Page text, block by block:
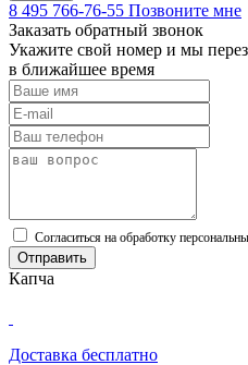
8 495 766-76-55 Позвоните мне
Заказать обратный звонок
Укажите свой номер и мы
в ближайшее время
Cогласиться на обработку
Отправить
Капча
Доставка бесплатно